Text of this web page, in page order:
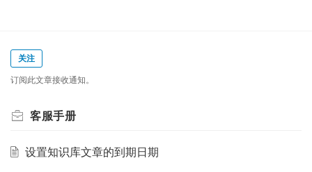
关注
订阅此文章接收通知。
客服手册
设置知识库文章的到期日期